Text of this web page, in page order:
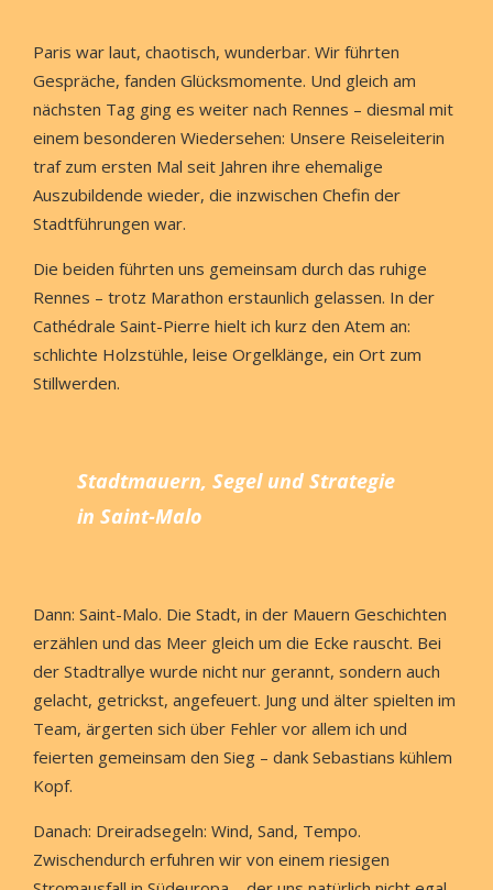
Paris war laut, chaotisch, wunderbar. Wir führten
Gespräche, fanden Glücksmomente. Und gleich am
nächsten Tag ging es weiter nach Rennes – diesmal mit
einem besonderen Wiedersehen: Unsere Reiseleiterin
traf zum ersten Mal seit Jahren ihre ehemalige
Auszubildende wieder, die inzwischen Chefin der
Stadtführungen war.
Die beiden führten uns gemeinsam durch das ruhige
Rennes – trotz Marathon erstaunlich gelassen. In der
Cathédrale Saint-Pierre hielt ich kurz den Atem an:
schlichte Holzstühle, leise Orgelklänge, ein Ort zum
Stillwerden.
Stadtmauern, Segel und Strategie
in Saint-Malo
Dann: Saint-Malo. Die Stadt, in der Mauern Geschichten
erzählen und das Meer gleich um die Ecke rauscht. Bei
der Stadtrallye wurde nicht nur gerannt, sondern auch
gelacht, getrickst, angefeuert. Jung und älter spielten im
Team, ärgerten sich über Fehler vor allem ich und
feierten gemeinsam den Sieg – dank Sebastians kühlem
Kopf.
Danach: Dreiradsegeln: Wind, Sand, Tempo.
Zwischendurch erfuhren wir von einem riesigen